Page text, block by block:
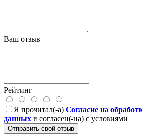
Ваш отзыв
Рейтинг
Я прочитал(-а) Согласие на
данных и согласен(-на) с условиями
Отправить свой отзыв